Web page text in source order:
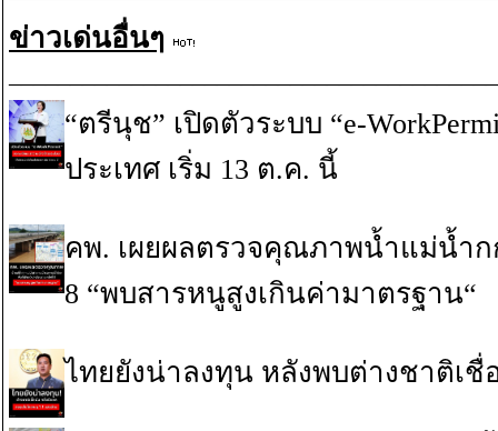
ข่าวเด่นอื่นๆ
“ตรีนุช” เปิดตัวระบบ “e-
ประเทศ เริ่ม 13 ต.ค. นี้
คพ. เผยผลตรวจคุณภาพน้ำแม่น้ำ
8 “พบสารหนูสูงเกินค่ามาตรฐาน“
ไทยยังน่าลงทุน หลังพบต่างชาติเ